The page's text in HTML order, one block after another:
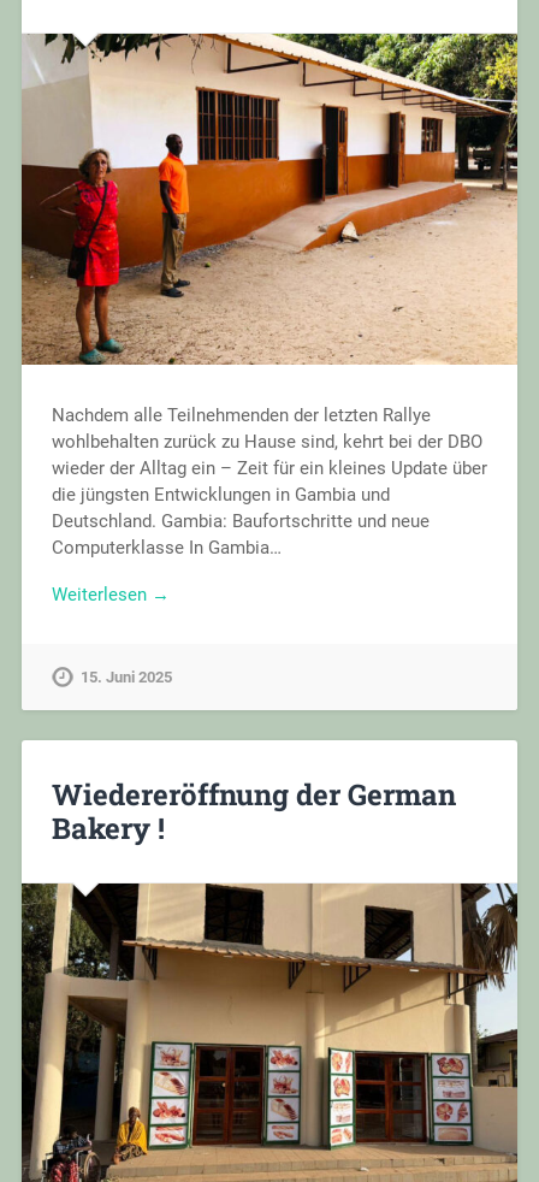
Nachdem alle Teilnehmenden der letzten Rallye
wohlbehalten zurück zu Hause sind, kehrt bei der DBO
wieder der Alltag ein – Zeit für ein kleines Update über
die jüngsten Entwicklungen in Gambia und
Deutschland. Gambia: Baufortschritte und neue
Computerklasse In Gambia…
Weiterlesen →
15. Juni 2025
Wiedereröffnung der German
Bakery !